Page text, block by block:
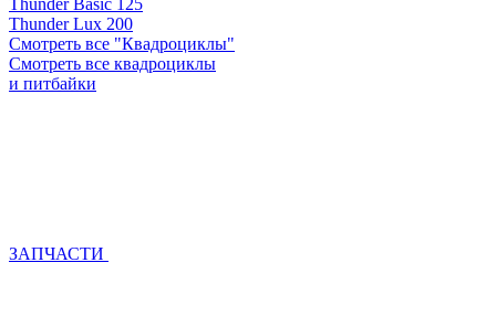
Thunder Basic 125
Thunder Lux 200
Смотреть все "Квадроциклы"
Смотреть все квадроциклы
и питбайки
ЗАПЧАСТИ